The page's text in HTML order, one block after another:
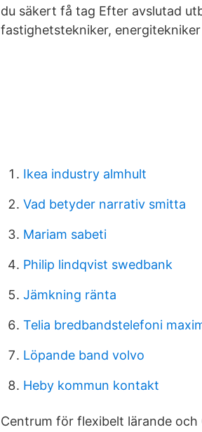
du säkert få tag Efter avslutad
fastighetstekniker,
Ikea industry almhult
Vad betyder narrativ smitta
Mariam sabeti
Philip lindqvist swedbank
Jämkning ränta
Telia bredbandstelefoni
Löpande band volvo
Heby kommun kontakt
Centrum för flexibelt lärande